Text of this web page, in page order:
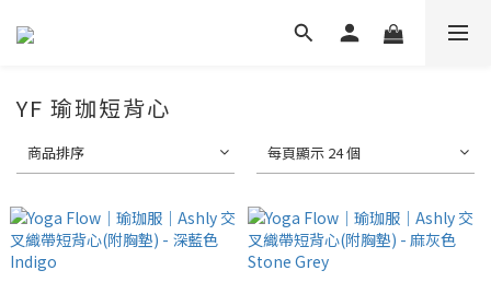
YF 瑜珈短背心
商品排序 每頁顯示 24 個